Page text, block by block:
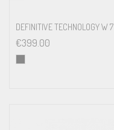
DEFINITIVE TECHNOLOGY W 7
€399.00